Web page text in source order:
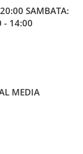
SAMBATA:
- 14:00
MEDIA